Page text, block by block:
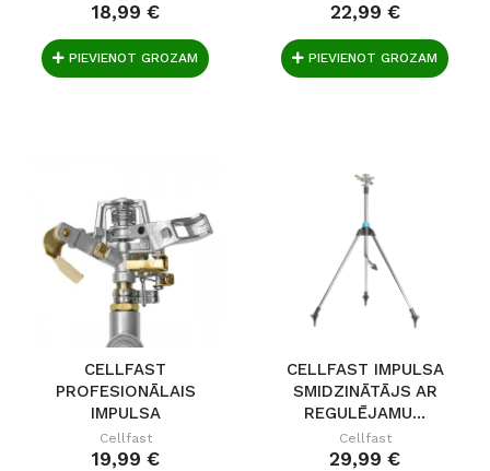
18,99 €
PIEVIENOT GROZAM
22,99 €
PIEVIENOT GROZAM
CELLFAST
PROFESIONĀLAIS
IMPULSA
SMIDZINĀTĀJS...
Cellfast
19,99 €
CELLFAST IMPULSA
SMIDZINĀTĀJS AR
REGULĒJAMU...
Cellfast
29,99 €